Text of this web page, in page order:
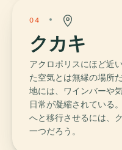
04
クカキ
アクロポリスにほど近
た空気とは無縁の場所
地には、ワインバーや
日常が凝縮されている
へと移行させるには、
一つだろう。